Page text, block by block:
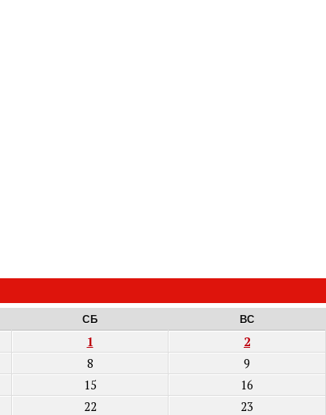
СБ ВС
1
2
8
9
15
16
22
23